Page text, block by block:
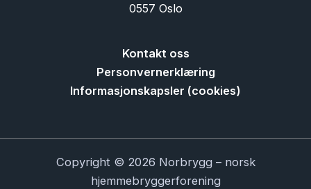
0557 Oslo
Kontakt oss
Personvernerklæring
Informasjonskapsler (cookies)
Copyright © 2026 Norbrygg – norsk
hjemmebryggerforening